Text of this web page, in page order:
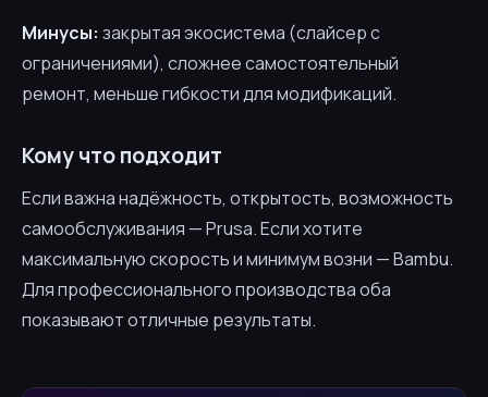
Минусы: закрытая экосистема (слайсер с
ограничениями), сложнее самостоятельный
ремонт, меньше гибкости для модификаций.
Кому что подходит
Если важна надёжность, открытость, возможность
самообслуживания — Prusa. Если хотите
максимальную скорость и минимум возни — Bambu.
Для профессионального производства оба
показывают отличные результаты.